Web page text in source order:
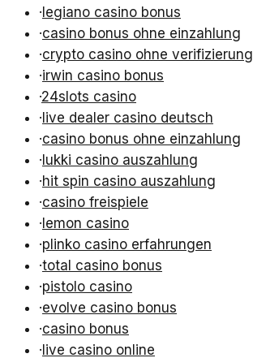
·legiano casino bonus
·casino bonus ohne einzahlung
·crypto casino ohne verifizierung
·irwin casino bonus
·24slots casino
·live dealer casino deutsch
·casino bonus ohne einzahlung
·lukki casino auszahlung
·hit spin casino auszahlung
·casino freispiele
·lemon casino
·plinko casino erfahrungen
·total casino bonus
·pistolo casino
·evolve casino bonus
·casino bonus
·live casino online